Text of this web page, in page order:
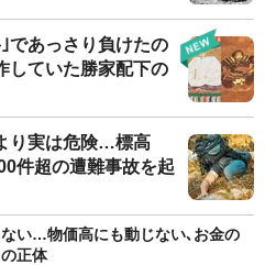
であっさり負けたの
ていた勝家配下の
り実は危険…標高
件超の遭難事故を起
ない…物価高にも動じない､お金の
正体